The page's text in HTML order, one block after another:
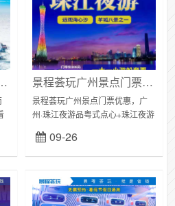
大桥航线成人票1张，海上看港珠澳大桥！ 景程荟玩广州景点门票优惠：广州珠江夜游，￥78抢1大1小60分钟珠江夜游大沙头码头套票+享书丛饮品+粤式点心~登豪华游船（购买截止日期1
景程荟玩广州景点门票优惠，广
州·珠江夜游品粤式点心+珠江夜游
60分钟珠江夜游大沙头码头套票
+享书丛饮品+粤式点心~登豪华游
09-26